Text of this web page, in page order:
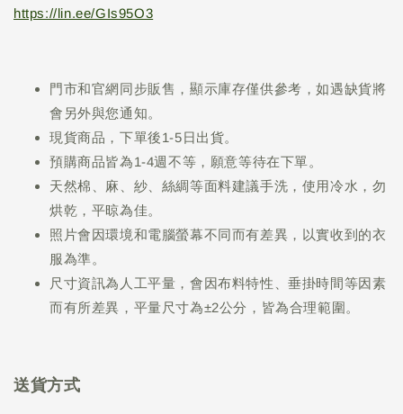
https://lin.ee/GIs95O3
門市和官網同步販售，顯示庫存僅供參考，如遇缺貨將
會另外與您通知。
現貨商品，下單後1-5日出貨。
預購商品皆為1-4週不等，願意等待在下單。
天然棉、麻、紗、絲綢等面料建議手洗，使用冷水，勿
烘乾，平晾為佳。
照片會因環境和電腦螢幕不同而有差異，以實收到的衣
服為準。
尺寸資訊為人工平量，會因布料特性、垂掛時間等因素
而有所差異，平量尺寸為±2公分，皆為合理範圍。
送貨方式